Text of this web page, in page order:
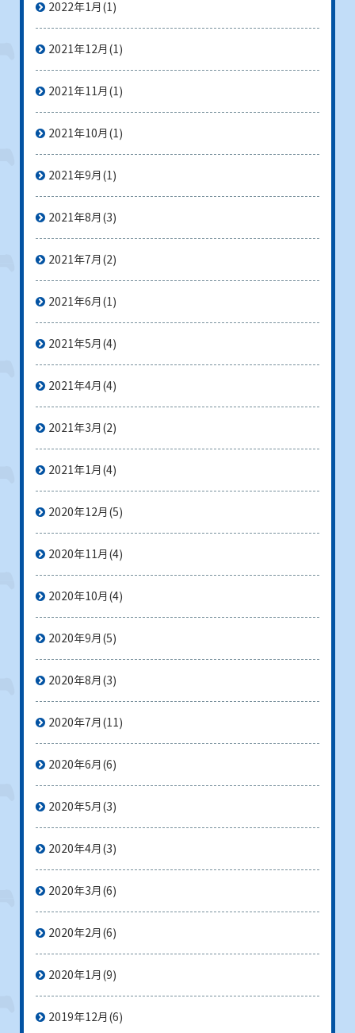
2022年1月 (1)
2021年12月 (1)
2021年11月 (1)
2021年10月 (1)
2021年9月 (1)
2021年8月 (3)
2021年7月 (2)
2021年6月 (1)
2021年5月 (4)
2021年4月 (4)
2021年3月 (2)
2021年1月 (4)
2020年12月 (5)
2020年11月 (4)
2020年10月 (4)
2020年9月 (5)
2020年8月 (3)
2020年7月 (11)
2020年6月 (6)
2020年5月 (3)
2020年4月 (3)
2020年3月 (6)
2020年2月 (6)
2020年1月 (9)
2019年12月 (6)